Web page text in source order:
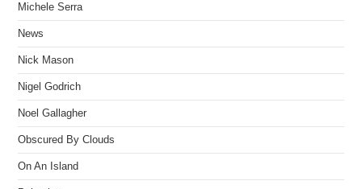
Michele Serra
News
Nick Mason
Nigel Godrich
Noel Gallagher
Obscured By Clouds
On An Island